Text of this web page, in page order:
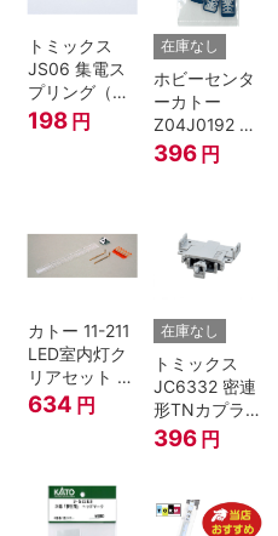
トミックス
JS06 集電ス
プリング（Ｌ
=7.5mm・4個
入） 鉄道模型
198 円
在庫なし
ホビーセンタ
ーカトー
Z04J0192 ク
モハ115 横須
賀色 ジャンパ
396 円
カトー 11-211
LED室内灯ク
リアセット N
ゲージ
634 円
在庫なし
トミックス
JC6332 密連
形TNカプラー
(SPグレー電
連付・211系)
396 円